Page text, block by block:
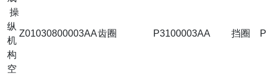
操
纵
机
构
Z01030800003AA齿圈 P3100003AA 挡圈
空